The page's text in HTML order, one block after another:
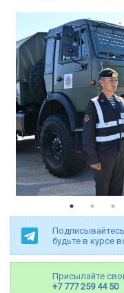
будьте в курсе
Присылайте
+7 777 259 44 50